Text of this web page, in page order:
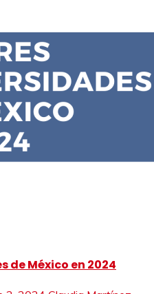
de México en 2024